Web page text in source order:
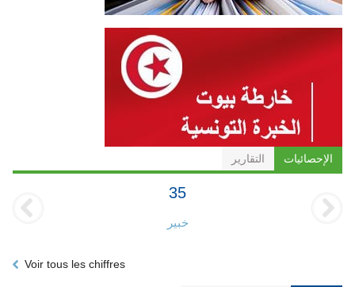
الإحصائيات التقارير
35
خبير
Voir tous les chiffres